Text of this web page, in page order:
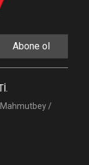
Abone ol
Mahmutbey /